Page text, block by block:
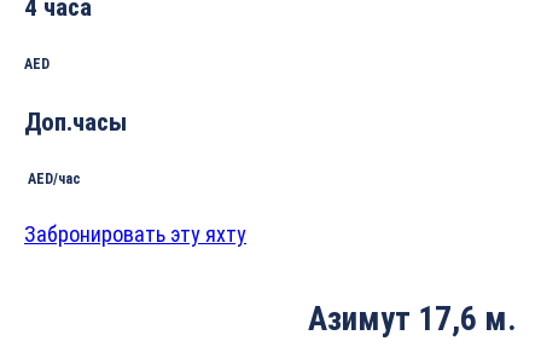
4 часа
AED
Доп.часы
AED/час
Забронировать эту яхту
Азимут 17,6 м.